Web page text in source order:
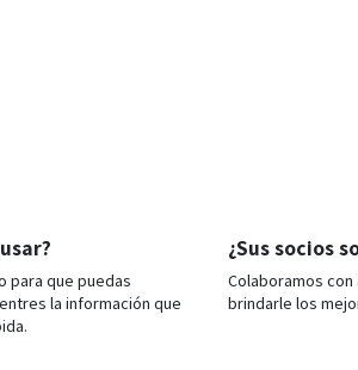
para que puedas
la información que
¿Sus socios
Colaboramos
brindarle los